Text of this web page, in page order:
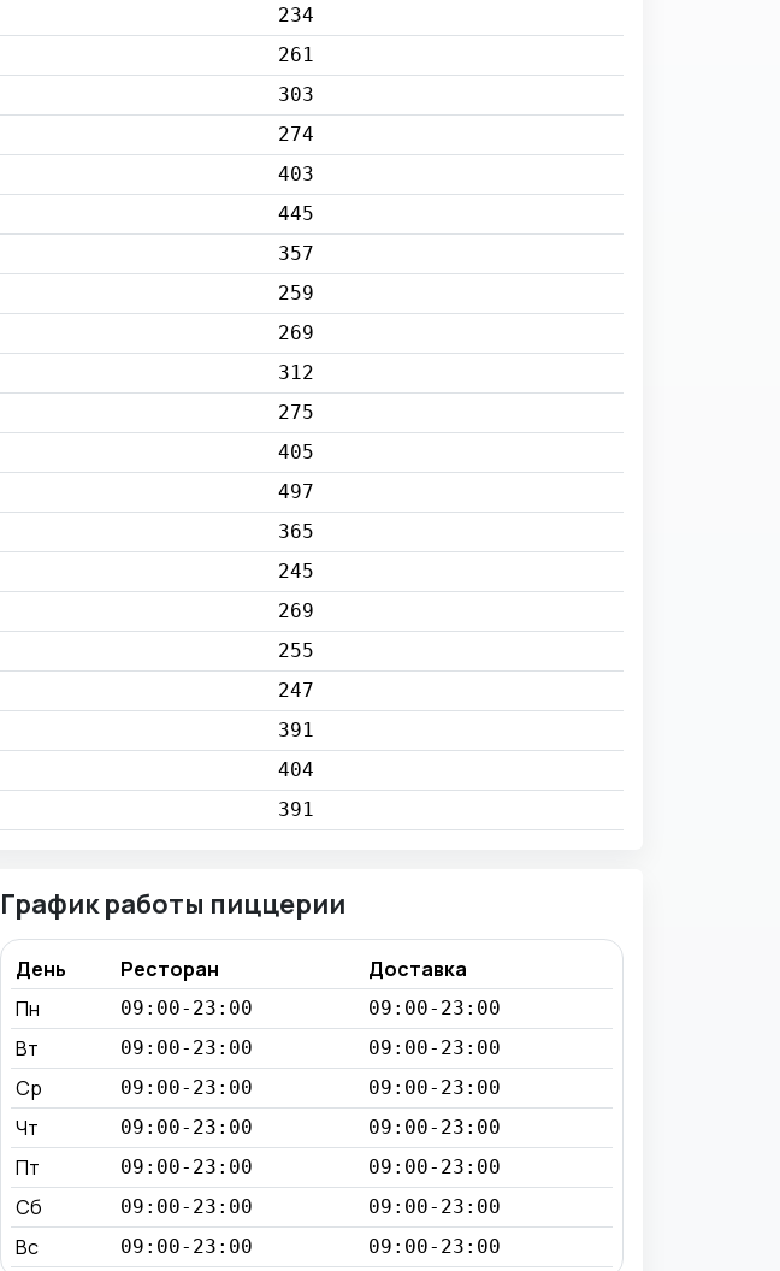
234
261
303
274
403
445
357
259
269
312
275
405
497
365
245
269
255
247
391
404
391
График работы пиццерии
День Ресторан
Доставка
Пн
09:00-23:00 09:00-23:00
Вт 09:00-23:00 09:00-23:00
Ср 09:00-23:00 09:00-23:00
Чт 09:00-23:00 09:00-23:00
Пт 09:00-23:00 09:00-23:00
Сб 09:00-23:00 09:00-23:00
Вс 09:00-23:00 09:00-23:00